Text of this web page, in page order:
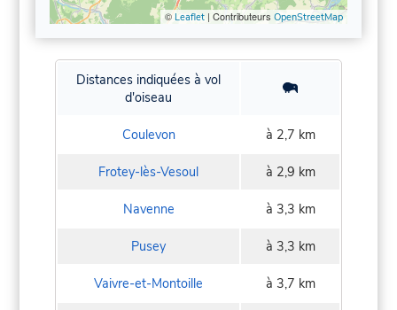
© Leaflet| Contributeurs OpenStreetMap
Distances indiquées à vol
d'oiseau
Coulevon à 2,7 km
Frotey-lès-Vesoul à 2,9 km
Navenne à 3,3 km
Pusey à 3,3 km
Vaivre-et-Montoille à 3,7 km